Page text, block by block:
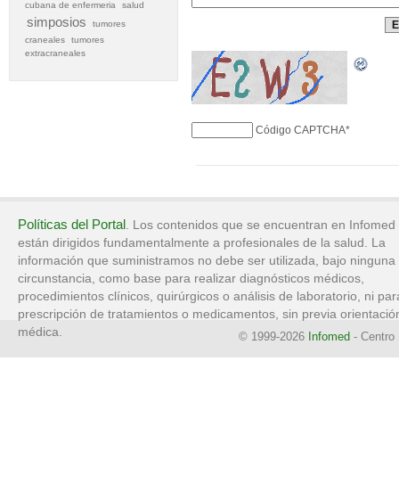
Código CAPTCHA*
cubana de enfermeria
salud
simposios
tumores
craneales
tumores
extracraneales
Políticas del Portal. Los contenidos que se encuentran en Infomed
están dirigidos fundamentalmente a profesionales de la salud. La
información que suministramos no debe ser utilizada, bajo ninguna
circunstancia, como base para realizar diagnósticos médicos,
procedimientos clínicos, quirúrgicos o análisis de laboratorio, ni
prescripción de tratamientos o medicamentos, sin previa
médica.
© 1999-2026 Infomed - Centro